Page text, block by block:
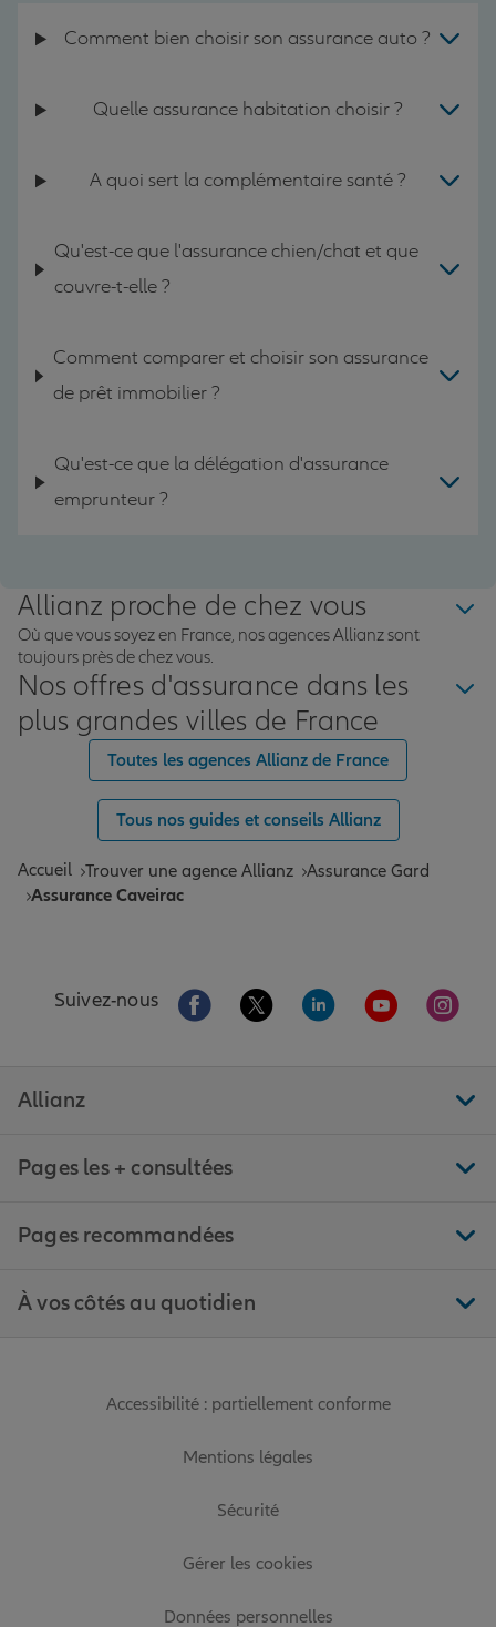
Comment bien choisir son assurance auto ?
Quelle assurance habitation choisir ?
A quoi sert la complémentaire santé ?
Qu'est-ce que l'assurance chien/chat et que
couvre-t-elle ?
Comment comparer et choisir son assurance
de prêt immobilier ?
Qu'est-ce que la délégation d'assurance
emprunteur ?
Allianz proche de chez vous
Où que vous soyez en France, nos agences Allianz sont
toujours près de chez vous.
Nos offres d'assurance dans les
plus grandes villes de France
Toutes les agences Allianz de France
Tous nos guides et conseils Allianz
Accueil Trouver une agence Allianz Assurance Gard
Assurance Caveirac
Suivez-nous Aller sur la page Facebook de Allianz
Aller sur la page Twitter de
Aller sur la page
Aller sur la
Aller
Allianz
Pages les + consultées
Pages recommandées
À vos côtés au quotidien
Accessibilité : partiellement conforme
Mentions légales
Sécurité
Gérer les cookies
Données personnelles